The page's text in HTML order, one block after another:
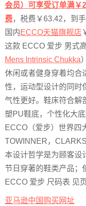
会员）可享受订单满￥
费，税费￥63.42，到
国内ECCO天猫旗舰店
这款 ECCO 爱步 男式
Mens Intrinsic Chukka
休闲或者健身穿着均合
性，运动型设计的同时
气性更好。鞋床符合解
塑PU鞋底，个性化大底
ECCO（爱步）世界四
TOWINNER，
本设计哲学是为顾客设
节日穿著的鞋类产品；
ECCO 爱步 尺码表 见页
亚马逊中国购买网址